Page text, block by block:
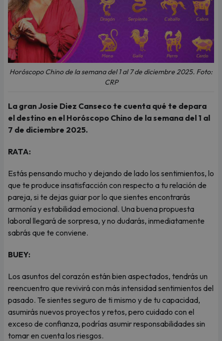
Horóscopo Chino de la semana del 1 al 7 de diciembre 2025. Foto:
CRP
La gran Josie Diez Canseco te cuenta qué te depara
el destino en el Horóscopo Chino de la semana del 1 al
7 de diciembre 2025.
RATA:
Estás pensando mucho y dejando de lado los sentimientos, lo
que te produce insatisfacción con respecto a tu relación de
pareja, si te dejas guiar por lo que sientes encontrarás
armonía y estabilidad emocional. Una buena propuesta
laboral llegará de sorpresa, y no dudarás, inmediatamente
sabrás que te conviene.
BUEY:
Los asuntos del corazón están bien aspectados, tendrás un
reencuentro que revivirá con más intensidad sentimientos del
pasado. Te sientes seguro de ti mismo y de tu capacidad,
asumirás nuevos proyectos y retos, pero cuidado con el
exceso de confianza, podrías asumir responsabilidades sin
tomar en cuenta los riesgos.